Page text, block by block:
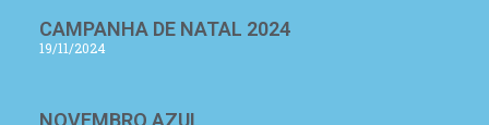
CAMPANHA DE NATAL 2024
19/11/2024
NOVEMBRO AZUL